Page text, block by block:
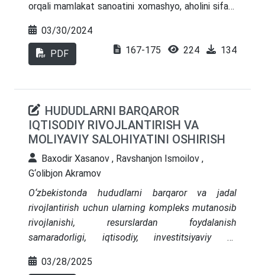
orqali mamlakat sanoatini xomashyo, aholini sifatli
islohotlarning hozirgi bosqichida muhim ahamiyat
kasb etadi. Shundan kelib chiqqan holda, mazkur
maqolada qishloq xo‘jaligi korxonalari iqtisodiy
03/30/2024
PDF 167-175 224 134
HUDUDLARNI BARQAROR
IQTISODIY RIVOJLANTIRISH VA
MOLIYAVIY SALOHIYATINI OSHIRISH
Baxodir Xasanov , Ravshanjon Ismoilov ,
G‘olibjon Akramov
O‘zbekistonda hududlarni barqaror va jadal
rivojlantirish uchun ularning kompleks mutanosib
rivojlanishi, resurslardan foydalanish
samaradorligi, iqtisodiy, investitsiyaviy va
tizimini joriy etish, hududlarni rivojlantirish uchun
03/28/2025